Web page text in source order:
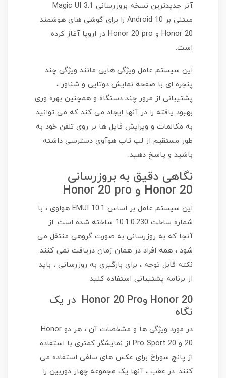
آنر جدیدترین نسخه بروزرسانی Magic UI 3.1
مبتنی بر Android 10 را برای گوشی های هوشمند
Honor 20 و Honor 20 pro در اروپا آغاز کرده
است.
این سیستم عامل ویژگی هایی مانند ویژگی چند
پنجره ای با صفحه نمایش دوتایی و شناور ،
پشتیبانی از مرور چند دستگاه و همچنین بهره وری
بهبود یافته را در آنها ایجاد می کند که می توانید
به مکالمات و ویرایش فایل ها بر روی تلفن خود به
طور مستقیم از لپ تاپ هوآوی دسترسی داشته
باشید و پاسخ دهید.
نگاهی دقیق به بروزرسانی
Honor 20 و Honor 20 pro
این سیستم عامل بر اساس EMUI 10.1 هواوی ، با
شماره ساخت 10.1.0.230 ساخته شده است. از
آنجا که به روزرسانی به صورت گروهی منتقل می
شود ، همه افراد در همان زمان دریافت نمی کنند.
نکته قابل توجه ، برای بارگیری به روزرسانی ، باید
از برنامه پشتیبانی استفاده کنید.
Honor 20 وHonor 20 Pro در یک
نگاه
در مورد ویژگی ها و مشخصات آن ، هر دو Honor
20 و 20 Pro Sport از نمایشگر کمتری با استفاده
از پانچ سوراخ برای عکس های سلفی استفاده می
کنند. در عقب ، آنها یک مجموعه چهار دوربین را